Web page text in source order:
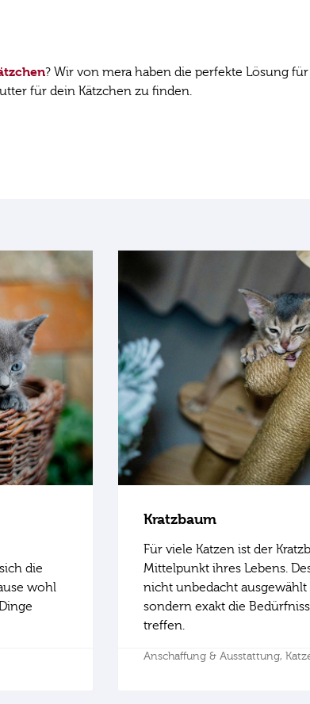
? Wir von mera haben die perfekte Lösung
für dein Kätzchen zu finden.
die
wohl
Kratzbaum
Für viele Katzen ist der
Mittelpunkt ihres Lebens.
nicht unbedacht ausgewählt
sondern exakt die
treffen.
Anschaffung & Ausstattung,